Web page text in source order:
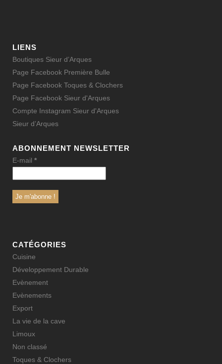
LIENS
Boutiques Sieur d’Arques
Page Facebook Première Bulle
Page Facebook Toques & Clochers
Page Facebook Sieur d'Arques
Compte Instagram Sieur d'Arques
Sieur d’Arques
ABONNEMENT NEWSLETTER
E-mail *
CATÉGORIES
Cuisine
Développement Durable
Evènement
Evènements
Export
La vie de la cave
Limoux
Non classé
Toques & Clochers